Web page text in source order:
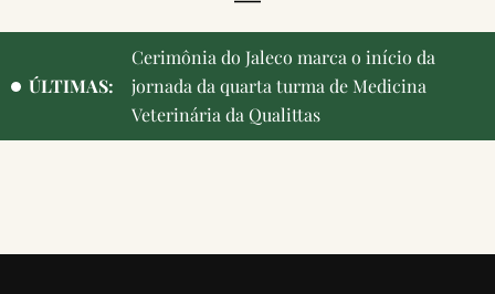
ÚLTIMAS:
Qualittas, Portas Abertas! e aniversário de
Campinas, cidade onde nasceu a instituição,
ganham destaque na imprensa